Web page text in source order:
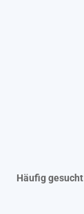
Häufig gesucht